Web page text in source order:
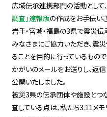
広域伝承連携部門の活動として、
調査」速報版の作成をお手伝い
岩手・宮城・福島の3県で震災
みなさまにご協力いただき、震
ることを目的に行っているもの
かがいのメールをお送りし、返
公開いたしました。
被災3県の伝承団体や施設とつ
査している点は、私たち3.11メ